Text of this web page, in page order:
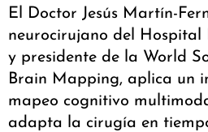
El Doctor Jesús Martín-
neurocirujano del Hospital
y presidente de la World
Brain Mapping, aplica un
mapeo cognitivo
adapta la cirugía en